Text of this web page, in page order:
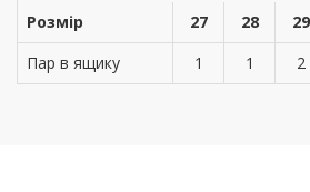
Розмір 27 28 29
Пар в ящику
1 1 2